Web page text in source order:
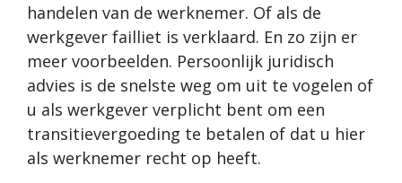
handelen van de werknemer. Of als de
werkgever failliet is verklaard. En zo zijn er
meer voorbeelden. Persoonlijk juridisch
advies is de snelste weg om uit te vogelen of
u als werkgever verplicht bent om een
transitievergoeding te betalen of dat u hier
als werknemer recht op heeft.